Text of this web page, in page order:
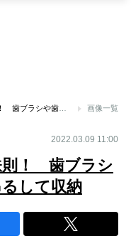
洗面台をキレイに保つ鉄則！ 歯ブラシや歯磨き粉、コップは吊るして収納 画像一覧
2022.03.09 11:00
則！ 歯ブラシ
して収納